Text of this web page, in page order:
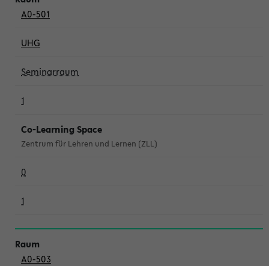
A0-501
UHG
Seminarraum
1
Co-Learning Space
Zentrum für Lehren und Lernen (ZLL)
0
1
A0-503